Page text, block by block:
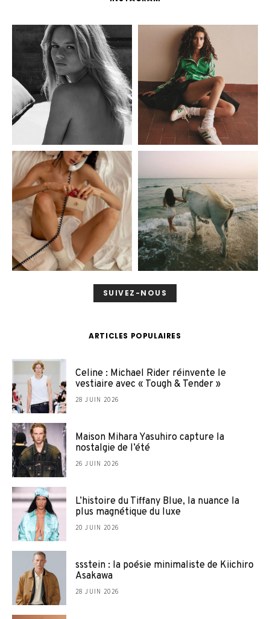
SUIVEZ-NOUS
ARTICLES POPULAIRES
Celine : Michael Rider réinvente le
vestiaire avec « Tough & Tender »
28 JUIN 2026
Maison Mihara Yasuhiro capture la
nostalgie de l’été
26 JUIN 2026
L’histoire du Tiffany Blue, la nuance la
plus magnétique du luxe
20 JUIN 2026
ssstein : la poésie minimaliste de Kiichiro
Asakawa
28 JUIN 2026